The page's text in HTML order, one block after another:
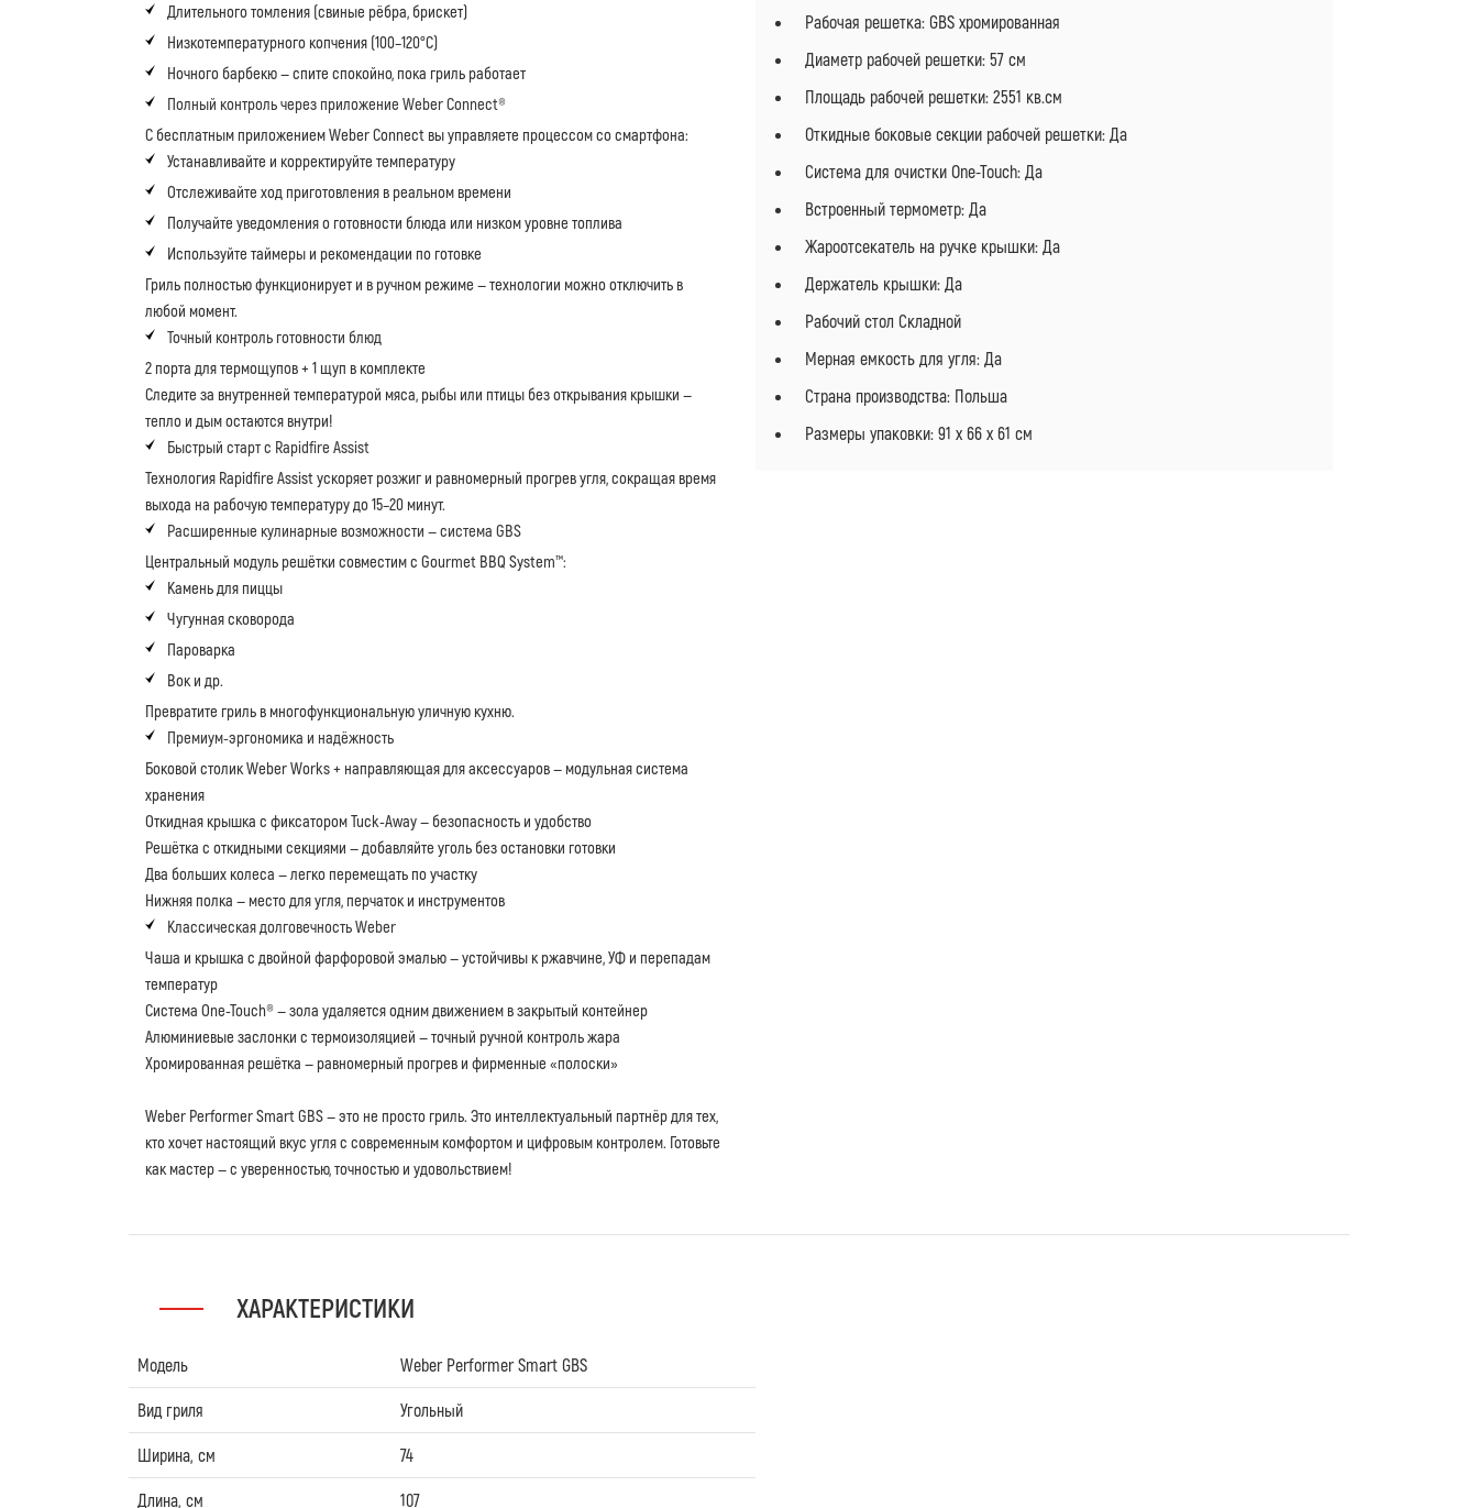
Длительного томления (свиные рёбра, брискет)
Низкотемпературного копчения (100–120°C)
Ночного барбекю — спите спокойно, пока гриль работает
Полный контроль через приложение Weber Connect®
С бесплатным приложением Weber Connect вы управляете процессом со смартфона:
Устанавливайте и корректируйте температуру
Отслеживайте ход приготовления в реальном времени
Получайте уведомления о готовности блюда или низком уровне топлива
Используйте таймеры и рекомендации по готовке
Гриль полностью функционирует и в ручном режиме — технологии можно отключить в
любой момент.
Точный контроль готовности блюд
2 порта для термощупов + 1 щуп в комплекте
Следите за внутренней температурой мяса, рыбы или птицы без открывания крышки —
тепло и дым остаются внутри!
Быстрый старт с Rapidfire Assist
Технология Rapidfire Assist ускоряет розжиг и равномерный прогрев угля, сокращая время
выхода на рабочую температуру до 15–20 минут.
Расширенные кулинарные возможности — система GBS
Центральный модуль решётки совместим с Gourmet BBQ System™:
Камень для пиццы
Чугунная сковорода
Пароварка
Вок и др.
Превратите гриль в многофункциональную уличную кухню.
Премиум-эргономика и надёжность
Боковой столик Weber Works + направляющая для аксессуаров — модульная система
хранения
Откидная крышка с фиксатором Tuck-Away — безопасность и удобство
Решётка с откидными секциями — добавляйте уголь без остановки готовки
Два больших колеса — легко перемещать по участку
Нижняя полка — место для угля, перчаток и инструментов
Классическая долговечность Weber
Чаша и крышка с двойной фарфоровой эмалью — устойчивы к ржавчине, УФ и перепадам
температур
Система One-Touch® — зола удаляется одним движением в закрытый контейнер
Алюминиевые заслонки с термоизоляцией — точный ручной контроль жара
Хромированная решётка — равномерный прогрев и фирменные «полоски»
Weber Performer Smart GBS — это не просто гриль. Это интеллектуальный партнёр для тех,
кто хочет настоящий вкус угля с современным комфортом и цифровым контролем. Готовьте
как мастер — с уверенностью, точностью и удовольствием!
Рабочая решетка: GBS хромированная
Диаметр рабочей решетки: 57 см
Площадь рабочей решетки: 2551 кв.см
Откидные боковые секции рабочей решетки: Да
Система для очистки One-Touch: Да
Встроенный термометр: Да
Жароотсекатель на ручке крышки: Да
Держатель крышки: Да
Рабочий стол Складной
Мерная емкость для угля: Да
Страна производства: Польша
Размеры упаковки: 91 х 66 х 61 см
ХАРАКТЕРИСТИКИ
Модель Weber Performer Smart GBS
Вид гриля Угольный
Ширина, см 74
Длина, см 107